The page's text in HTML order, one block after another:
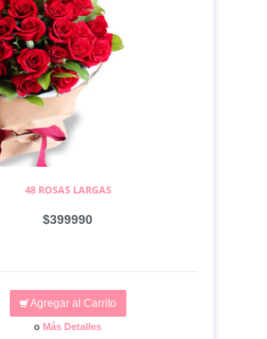
48 ROSAS LARGAS
$399990
Agregar al Carrito
o Más Detalles